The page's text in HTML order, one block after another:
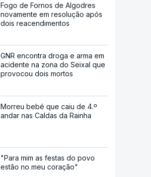
Fogo de Fornos de Algodres
novamente em resolução após
dois reacendimentos
GNR encontra droga e arma em
acidente na zona do Seixal que
provocou dois mortos
Morreu bebé que caiu de 4.º
andar nas Caldas da Rainha
"Para mim as festas do povo
estão no meu coração"